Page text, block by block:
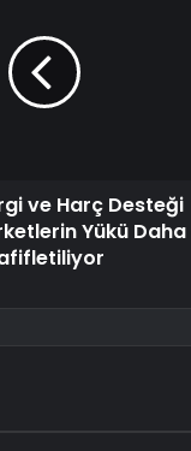
ve Harç Desteği
Yükü